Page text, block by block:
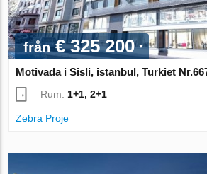
från€ 325 200
Motivada i Sisli, istanbul, Turkiet
Rum:1+1, 2+1
Zebra Proje